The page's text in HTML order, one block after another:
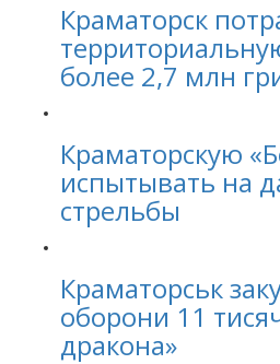
Краматорск
более 2,7 млн
Краматорскую
испытывать на
стрельбы
Краматорськ
оборони 11
дракона»